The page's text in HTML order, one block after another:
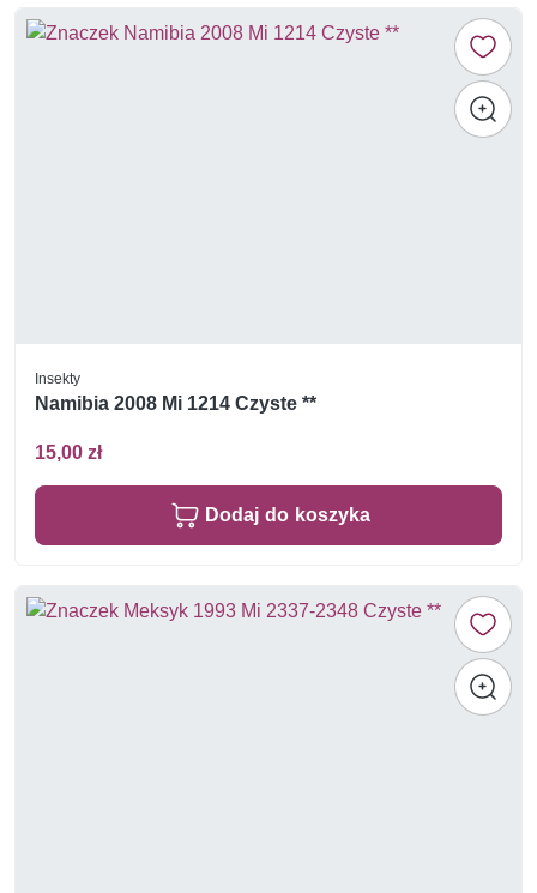
Insekty
Namibia 2008 Mi 1214 Czyste **
15,00 zł
Dodaj do koszyka